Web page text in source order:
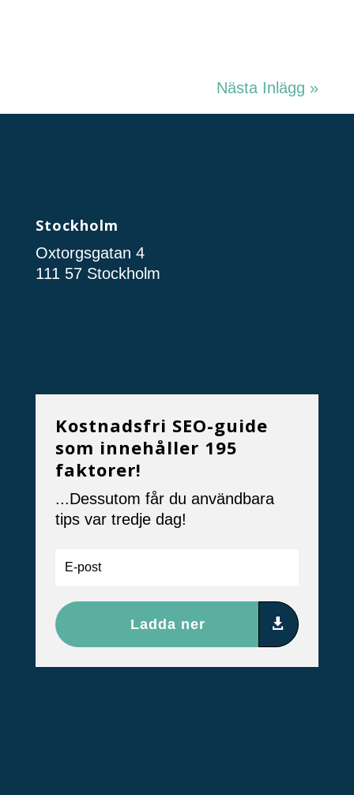
Nästa Inlägg »
Stockholm
Oxtorgsgatan 4
111 57 Stockholm
Kostnadsfri SEO-guide
som innehåller 195
faktorer!
...Dessutom får du användbara
tips var tredje dag!
Ladda ner